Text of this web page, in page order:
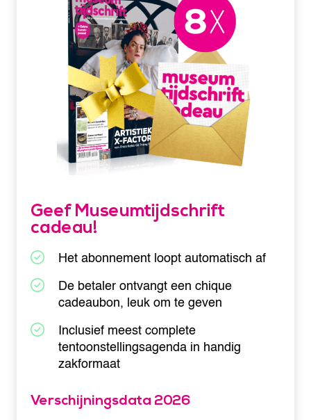
Geef Museumtijdschrift
cadeau!
Het abonnement loopt automatisch af
De betaler ontvangt een chique
cadeaubon, leuk om te geven
Inclusief meest complete
tentoonstellingsagenda in handig
zakformaat
Verschijningsdata 2026